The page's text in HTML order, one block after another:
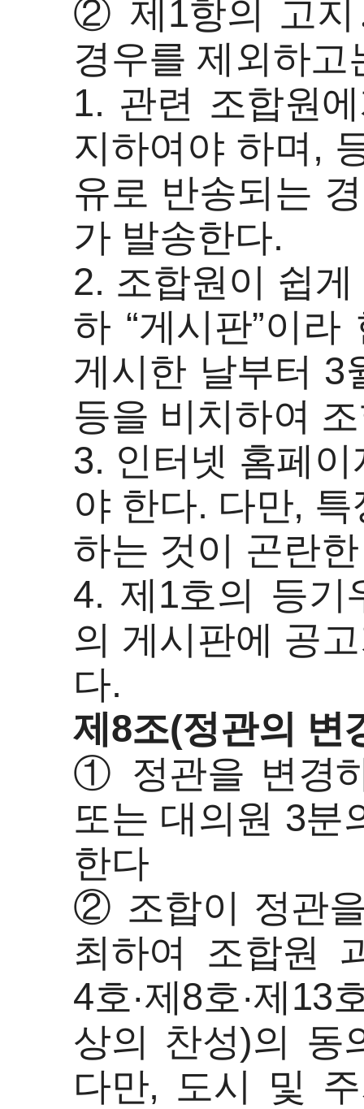
② 제1항의 고지
경우를 제외하
1. 관련 조합원
지하여야 하며,
유로 반송되는
가 발송한다.
2. 조합원이 쉽
하 “게시판”이
게시한 날부터 3
등을 비치하여
3. 인터넷 홈페
야 한다. 다만,
하는 것이 곤란
4. 제1호의 등기
의 게시판에 공
다.
제8조(정관의 변
① 정관을 변경
또는 대의원 3분
한다
② 조합이 정관
최하여 조합원
4호·제8호·제
상의 찬성)의 동
다만, 도시 및 주